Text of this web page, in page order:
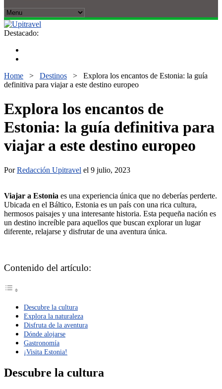
Destacado:
Home > Destinos > Explora los encantos de Estonia: la guía
definitiva para viajar a este destino europeo
Explora los encantos de
Estonia: la guía definitiva para
viajar a este destino europeo
PorRedacción Upitravel el 9 julio, 2023
Viajar a Estonia es una experiencia única que no deberías perderte.
Ubicada en el Báltico, Estonia es un país con una rica cultura,
hermosos paisajes y una interesante historia. Esta pequeña nación es
un destino increíble para aquellos que buscan explorar un lugar
diferente, relajarse y disfrutar de una aventura única.
Contenido del artículo:
Descubre la cultura
Explora la naturaleza
Disfruta de la aventura
Dónde alojarse
Gastronomía
¡Visita Estonia!
Descubre la cultura